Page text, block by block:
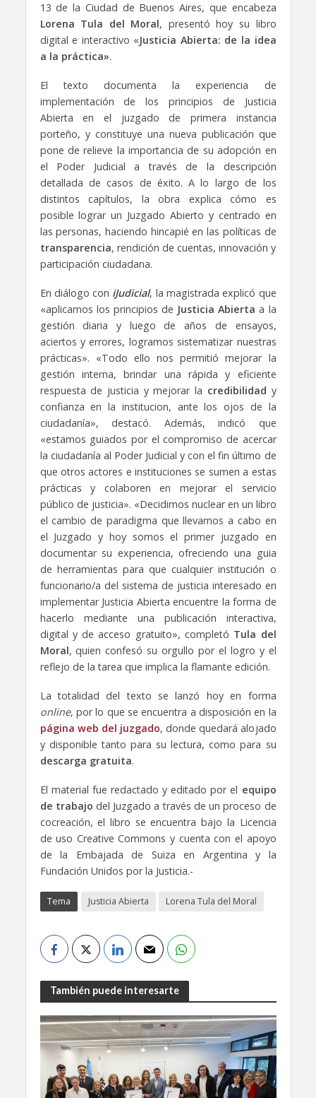
13 de la Ciudad de Buenos Aires, que encabeza
Lorena Tula del Moral, presentó hoy su libro
digital e interactivo «Justicia Abierta: de la idea
a la práctica».
El texto documenta la experiencia de
implementación de los principios de Justicia
Abierta en el juzgado de primera instancia
porteño, y constituye una nueva publicación que
pone de relieve la importancia de su adopción en
el Poder Judicial a través de la descripción
detallada de casos de éxito. A lo largo de los
distintos capítulos, la obra explica cómo es
posible lograr un Juzgado Abierto y centrado en
las personas, haciendo hincapié en las políticas de
transparencia, rendición de cuentas, innovación y
participación ciudadana.
En diálogo con iJudicial, la magistrada explicó que
«aplicamos los principios de Justicia Abierta a la
gestión diaria y luego de años de ensayos,
aciertos y errores, logramos sistematizar nuestras
prácticas». «Todo ello nos permitió mejorar la
gestión interna, brindar una rápida y eficiente
respuesta de justicia y mejorar la credibilidad y
confianza en la institucion, ante los ojos de la
ciudadanía», destacó. Además, indicó que
«estamos guiados por el compromiso de acercar
la ciudadanía al Poder Judicial y con el fin último de
que otros actores e instituciones se sumen a estas
prácticas y colaboren en mejorar el servicio
público de justicia». «Decidimos nuclear en un libro
el cambio de paradigma que llevamos a cabo en
el Juzgado y hoy somos el primer juzgado en
documentar su experiencia, ofreciendo una guia
de herramientas para que cualquier institución o
funcionario/a del sistema de justicia interesado en
implementar Justicia Abierta encuentre la forma de
hacerlo mediante una publicación interactiva,
digital y de acceso gratuito», completó Tula del
Moral, quien confesó su orgullo por el logro y el
reflejo de la tarea que implica la flamante edición.
La totalidad del texto se lanzó hoy en forma
online, por lo que se encuentra a disposición en la
página web del juzgado, donde quedará alojado
y disponible tanto para su lectura, como para su
descarga gratuita.
El material fue redactado y editado por el equipo
de trabajo del Juzgado a través de un proceso de
cocreación, el libro se encuentra bajo la Licencia
de uso Creative Commons y cuenta con el apoyo
de la Embajada de Suiza en Argentina y la
Fundación Unidos por la Justicia.-
Tema Justicia Abierta Lorena Tula del Moral
También puede interesarte